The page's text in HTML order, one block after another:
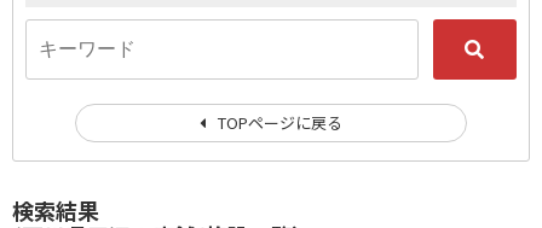
検索結果
TOPページに戻る